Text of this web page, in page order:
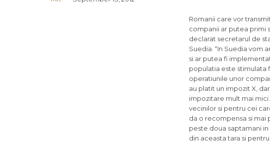
Romanii care vor
companii ar putea primi
declarat secretarul de
Suedia. “In Suedia vom
si ar putea fi
populatia este stimulata
operatiunile unor
au platit un impozit X,
impozitare mult mai
vecinilor si pentru cei
da o recompensa si mai
peste doua saptamani
din aceasta tara si